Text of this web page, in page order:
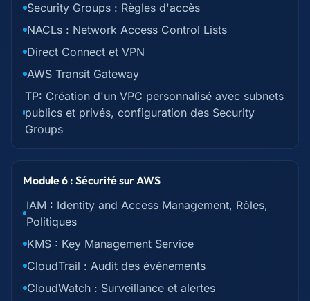
Security Groups : Règles d'accès
NACLs : Network Access Control Lists
Direct Connect et VPN
AWS Transit Gateway
TP: Création d'un VPC personnalisé avec subnets
publics et privés, configuration des Security
Groups
Module 6 : Sécurité sur AWS
IAM : Identity and Access Management, Rôles,
Politiques
KMS : Key Management Service
CloudTrail : Audit des événements
CloudWatch : Surveillance et alertes